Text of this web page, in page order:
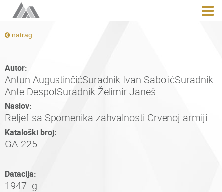
natrag
Autor:
Antun AugustinčićSuradnik Ivan SabolićSuradnik
Ante DespotSuradnik Želimir Janeš
Naslov:
Reljef sa Spomenika zahvalnosti Crvenoj armiji
Kataloški broj:
GA-225
Datacija:
1947. g.